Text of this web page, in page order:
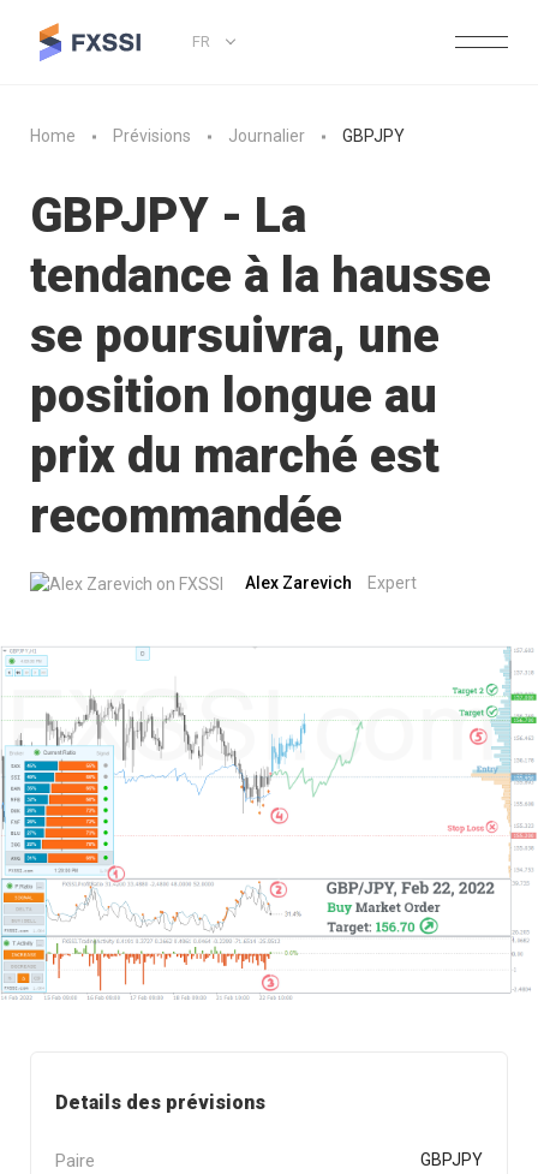
FR
Home Prévisions Journalier GBPJPY
GBPJPY - La
tendance à la hausse
se poursuivra, une
position longue au
prix du marché est
recommandée
Alex Zarevich Expert
Details des prévisions
Paire GBPJPY